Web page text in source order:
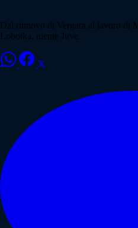
Dal rinnovo di Vergara al lavoro di
Lobotka, niente Juve